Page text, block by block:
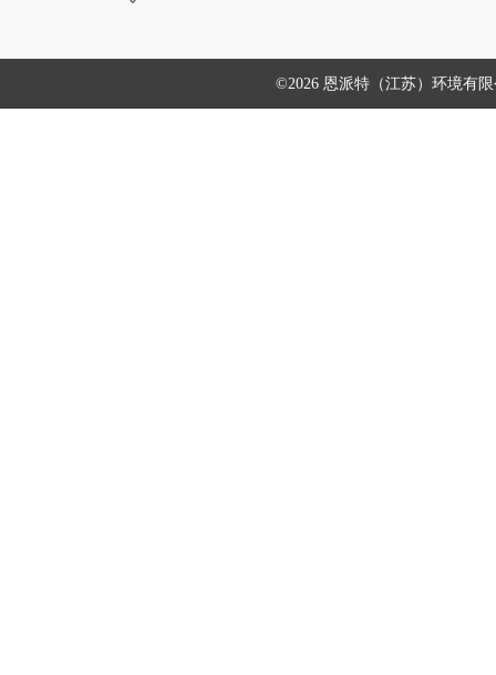
©2026 恩派特（江苏）环境有